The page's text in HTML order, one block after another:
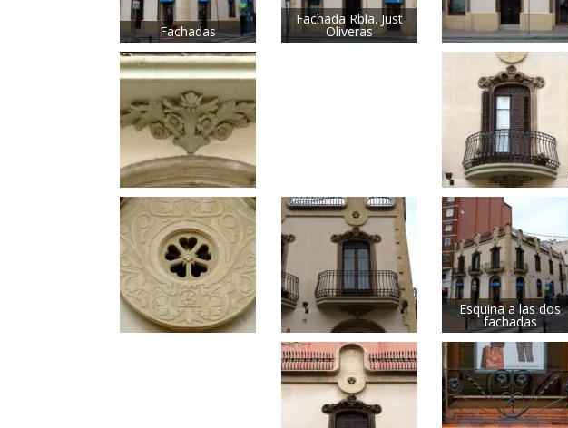
Fachadas
Fachada Rbla. Just
Oliveras
Esquina a las dos
fachadas